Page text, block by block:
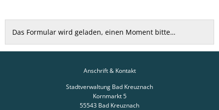
Feedback
Das Formular wird geladen, einen Moment bitte…
Anschrift & Kontakt
Stadtverwaltung Bad Kreuznach
Kornmarkt 5
55543 Bad Kreuznach